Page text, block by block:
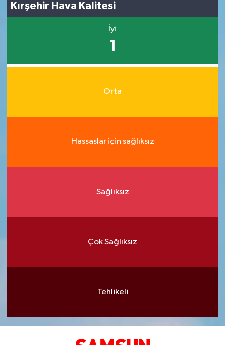
Kırşehir Hava Kalitesi
İyi
1
Orta
Hassaslar için sağlıksız
Sağlıksız
Çok Sağlıksız
Tehlikeli